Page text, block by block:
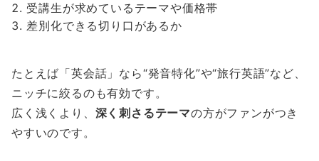
受講生が求めているテーマや価格帯
差別化できる切り口があるか
たとえば「英会話」なら“発音特化”や“旅行英語”など、
ニッチに絞るのも有効です。
広く浅くより、 深く刺さるテーマの方がファンがつき
やすいのです。